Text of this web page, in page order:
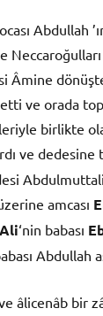
Abdullah
Neccaroğulları
Âmine
ve orada
birlikte
ve
amcası
‘nin babası
Abdullah
ve âlicenâb bir